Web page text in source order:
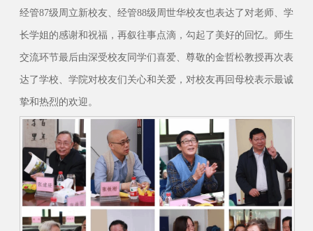
经管87级周立新校友、经管88级周世华校友也表达了对老师、学
长学姐的感谢和祝福，再叙往事点滴，勾起了美好的回忆。师生
交流环节最后由深受校友同学们喜爱、尊敬的金哲松教授再次表
达了学校、学院对校友们关心和关爱，对校友再回母校表示最诚
挚和热烈的欢迎。